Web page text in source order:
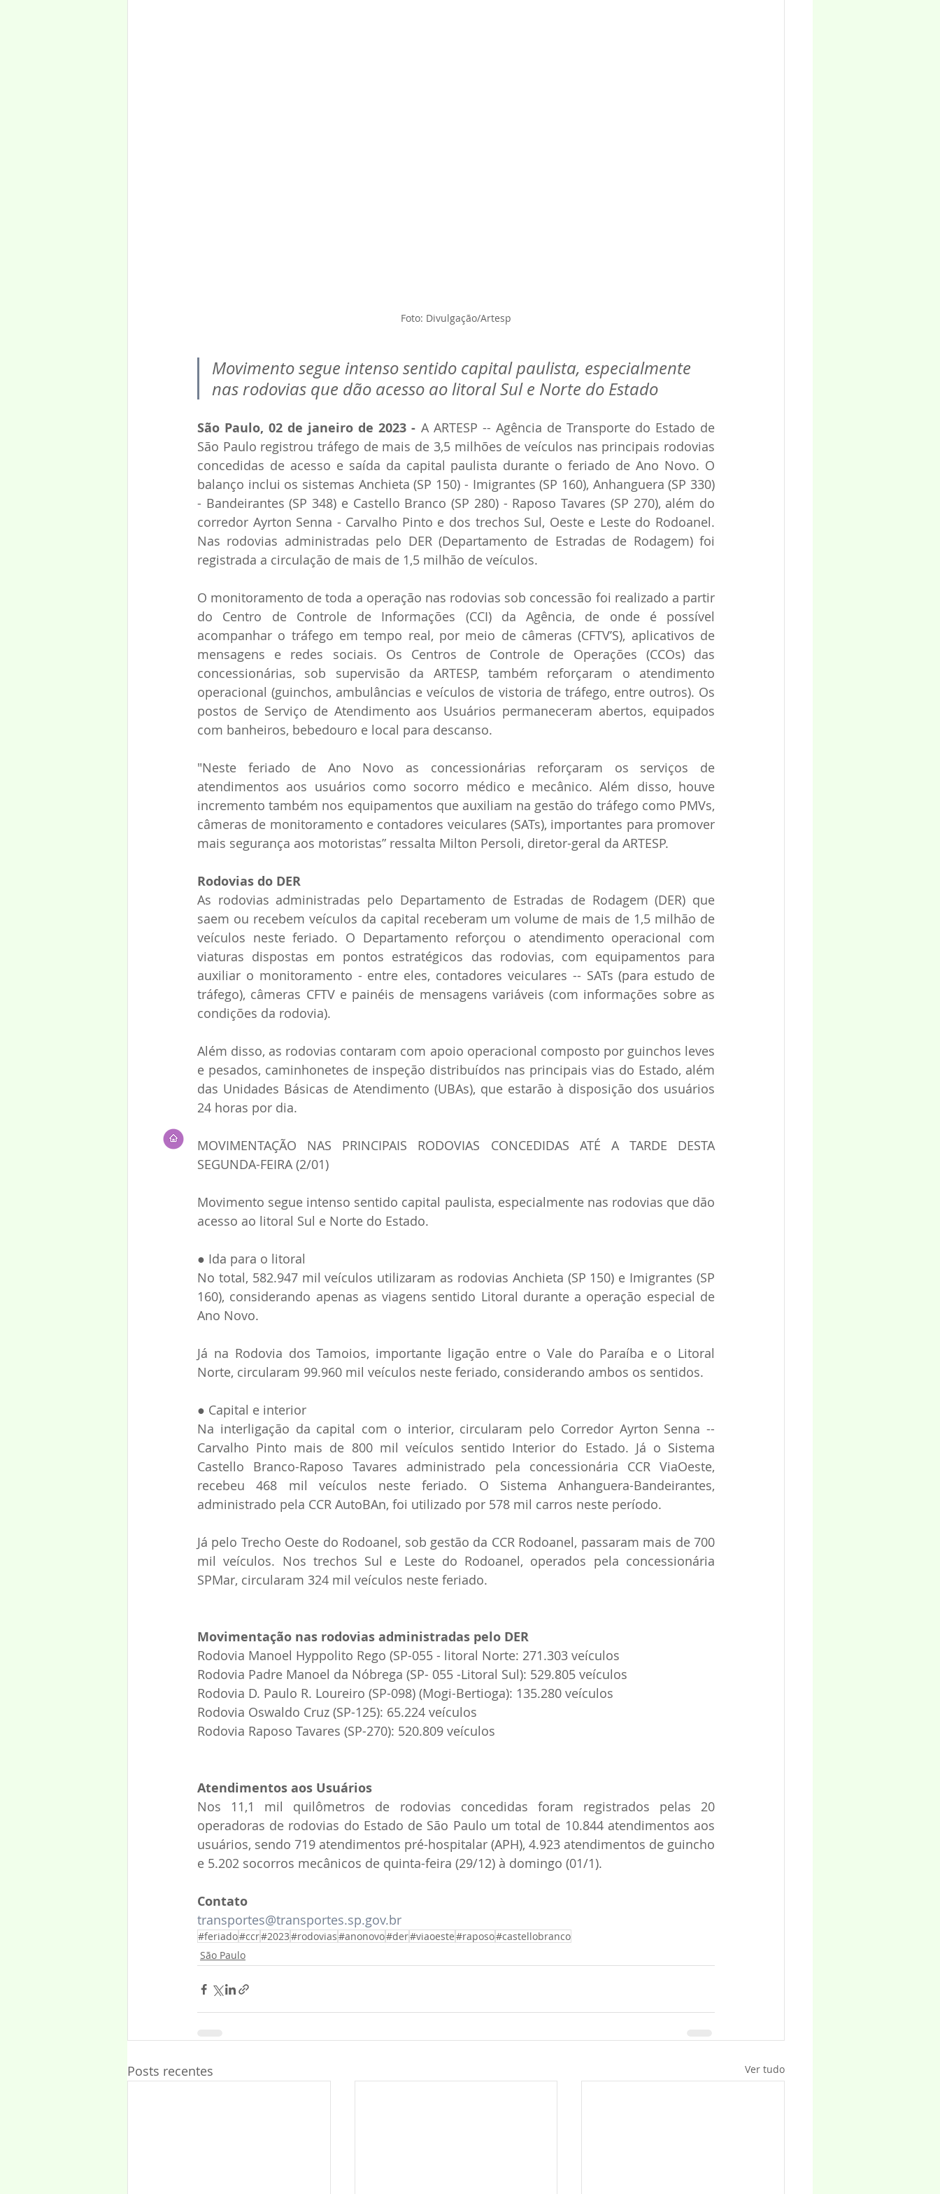
Foto: Divulgação/Artesp
Movimento segue intenso sentido capital paulista, especialmente
nas rodovias que dão acesso ao litoral Sul e Norte do Estado
São Paulo, 02 de janeiro de 2023 - A ARTESP -- Agência de Transporte do Estado de
São Paulo registrou tráfego de mais de 3,5 milhões de veículos nas principais rodovias
concedidas de acesso e saída da capital paulista durante o feriado de Ano Novo. O
balanço inclui os sistemas Anchieta (SP 150) - Imigrantes (SP 160), Anhanguera (SP 330)
- Bandeirantes (SP 348) e Castello Branco (SP 280) - Raposo Tavares (SP 270), além do
corredor Ayrton Senna - Carvalho Pinto e dos trechos Sul, Oeste e Leste do Rodoanel.
Nas rodovias administradas pelo DER (Departamento de Estradas de Rodagem) foi
registrada a circulação de mais de 1,5 milhão de veículos.
O monitoramento de toda a operação nas rodovias sob concessão foi realizado a partir
do Centro de Controle de Informações (CCI) da Agência, de onde é possível
acompanhar o tráfego em tempo real, por meio de câmeras (CFTV’S), aplicativos de
mensagens e redes sociais. Os Centros de Controle de Operações (CCOs) das
concessionárias, sob supervisão da ARTESP, também reforçaram o atendimento
operacional (guinchos, ambulâncias e veículos de vistoria de tráfego, entre outros). Os
postos de Serviço de Atendimento aos Usuários permaneceram abertos, equipados
com banheiros, bebedouro e local para descanso.
"Neste feriado de Ano Novo as concessionárias reforçaram os serviços de
atendimentos aos usuários como socorro médico e mecânico. Além disso, houve
incremento também nos equipamentos que auxiliam na gestão do tráfego como PMVs,
câmeras de monitoramento e contadores veiculares (SATs), importantes para promover
mais segurança aos motoristas” ressalta Milton Persoli, diretor-geral da ARTESP.
Rodovias do DER
As rodovias administradas pelo Departamento de Estradas de Rodagem (DER) que
saem ou recebem veículos da capital receberam um volume de mais de 1,5 milhão de
veículos neste feriado. O Departamento reforçou o atendimento operacional com
viaturas dispostas em pontos estratégicos das rodovias, com equipamentos para
auxiliar o monitoramento - entre eles, contadores veiculares -- SATs (para estudo de
tráfego), câmeras CFTV e painéis de mensagens variáveis (com informações sobre as
condições da rodovia).
Além disso, as rodovias contaram com apoio operacional composto por guinchos leves
e pesados, caminhonetes de inspeção distribuídos nas principais vias do Estado, além
das Unidades Básicas de Atendimento (UBAs), que estarão à disposição dos usuários
24 horas por dia.
MOVIMENTAÇÃO NAS PRINCIPAIS RODOVIAS CONCEDIDAS ATÉ A TARDE DESTA
SEGUNDA-FEIRA (2/01)
Movimento segue intenso sentido capital paulista, especialmente nas rodovias que dão
acesso ao litoral Sul e Norte do Estado.
● Ida para o litoral
No total, 582.947 mil veículos utilizaram as rodovias Anchieta (SP 150) e Imigrantes (SP
160), considerando apenas as viagens sentido Litoral durante a operação especial de
Ano Novo.
Já na Rodovia dos Tamoios, importante ligação entre o Vale do Paraíba e o Litoral
Norte, circularam 99.960 mil veículos neste feriado, considerando ambos os sentidos.
● Capital e interior
Na interligação da capital com o interior, circularam pelo Corredor Ayrton Senna --
Carvalho Pinto mais de 800 mil veículos sentido Interior do Estado. Já o Sistema
Castello Branco-Raposo Tavares administrado pela concessionária CCR ViaOeste,
recebeu 468 mil veículos neste feriado. O Sistema Anhanguera-Bandeirantes,
administrado pela CCR AutoBAn, foi utilizado por 578 mil carros neste período.
Já pelo Trecho Oeste do Rodoanel, sob gestão da CCR Rodoanel, passaram mais de 700
mil veículos. Nos trechos Sul e Leste do Rodoanel, operados pela concessionária
SPMar, circularam 324 mil veículos neste feriado.
Movimentação nas rodovias administradas pelo DER
Rodovia Manoel Hyppolito Rego (SP-055 - litoral Norte: 271.303 veículos
Rodovia Padre Manoel da Nóbrega (SP- 055 -Litoral Sul): 529.805 veículos
Rodovia D. Paulo R. Loureiro (SP-098) (Mogi-Bertioga): 135.280 veículos
Rodovia Oswaldo Cruz (SP-125): 65.224 veículos
Rodovia Raposo Tavares (SP-270): 520.809 veículos
Atendimentos aos Usuários
Nos 11,1 mil quilômetros de rodovias concedidas foram registrados pelas 20
operadoras de rodovias do Estado de São Paulo um total de 10.844 atendimentos aos
usuários, sendo 719 atendimentos pré-hospitalar (APH), 4.923 atendimentos de guincho
e 5.202 socorros mecânicos de quinta-feira (29/12) à domingo (01/1).
Contato
transportes@transportes.sp.gov.br
#feriado#ccr#2023#rodovias#anonovo#der#viaoeste#raposo#castellobranco
São Paulo
Posts recentes Ver tudo